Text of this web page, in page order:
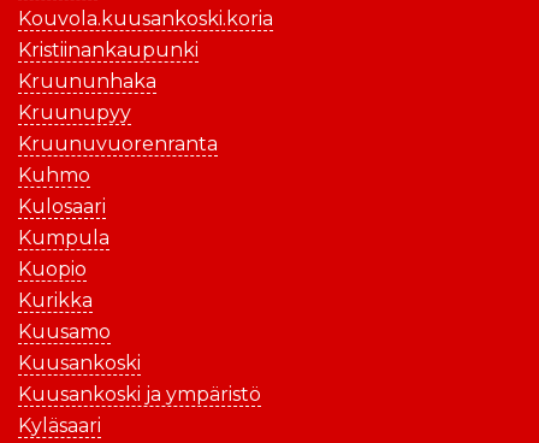
Kouvola.kuusankoski.koria
Kristiinankaupunki
Kruununhaka
Kruunupyy
Kruunuvuorenranta
Kuhmo
Kulosaari
Kumpula
Kuopio
Kurikka
Kuusamo
Kuusankoski
Kuusankoski ja ympäristö
Kyläsaari